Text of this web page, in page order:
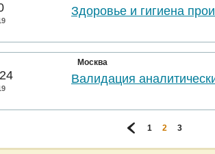
Здоровье и гигиена
Москва
Валидация
1 2 3